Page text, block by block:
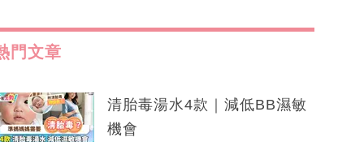
門文章
清胎毒湯水4款｜減低BB濕敏
機會